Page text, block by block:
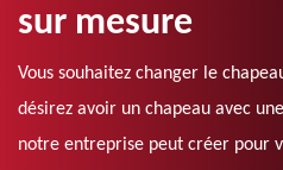
sur mesure
Vous souhaitez changer le
désirez avoir un chapeau avec
notre entreprise peut créer pour